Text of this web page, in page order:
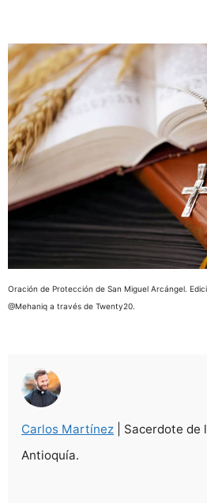
Oración de Protección de San Miguel Arcángel.
@Mehaniq a través de Twenty20.
Carlos Martínez | Sacerdote de
Antioquía.